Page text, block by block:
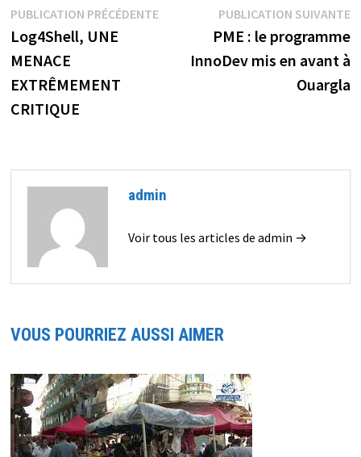
Navigation
de
l’article
PUBLICATION PRÉCÉDENTEPublication
précédente :
Log4Shell, UNE
MENACE
EXTRÊMEMENT
CRITIQUE
PUBLICATION SUIVANTE
PME : le programme
InnoDev mis en avant à
Ouargla
admin
Voir tous les articles de admin →
VOUS POURRIEZ AUSSI AIMER